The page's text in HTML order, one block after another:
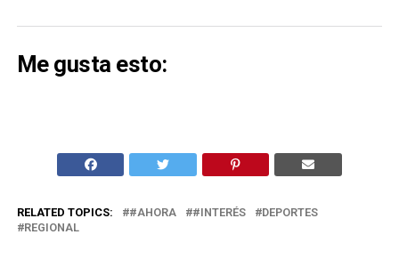
Me gusta esto:
RELATED TOPICS: #AHORA #INTERÉS
DEPORTES
REGIONAL